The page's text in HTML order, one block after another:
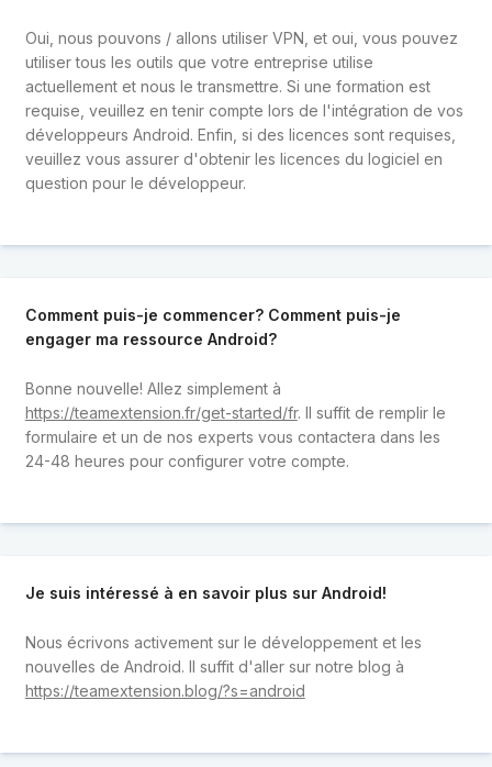
Oui, nous pouvons / allons utiliser VPN, et oui, vous pouvez
utiliser tous les outils que votre entreprise utilise
actuellement et nous le transmettre. Si une formation est
requise, veuillez en tenir compte lors de l'intégration de vos
développeurs Android. Enfin, si des licences sont requises,
veuillez vous assurer d'obtenir les licences du logiciel en
question pour le développeur.
Comment puis-je commencer? Comment puis-je
engager ma ressource Android?
Bonne nouvelle! Allez simplement à
https://teamextension.fr/get-started/fr. Il suffit de remplir le
formulaire et un de nos experts vous contactera dans les
24-48 heures pour configurer votre compte.
Je suis intéressé à en savoir plus sur Android!
Nous écrivons activement sur le développement et les
nouvelles de Android. Il suffit d'aller sur notre blog à
https://teamextension.blog/?s=android